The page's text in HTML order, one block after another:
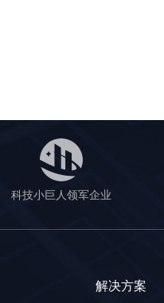
科技小巨人领军企业
解决方案